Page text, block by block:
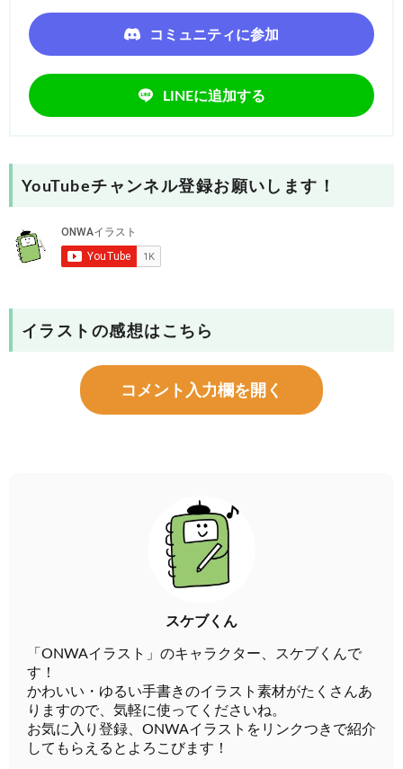
コミュニティに参加
LINEに追加する
YouTubeチャンネル登録お願いします！
イラストの感想はこちら
コメント入力欄を開く
スケブくん
「ONWAイラスト」のキャラクター、スケブくんで
す！
かわいい・ゆるい手書きのイラスト素材がたくさんあ
りますので、気軽に使ってくださいね。
お気に入り登録、ONWAイラストをリンクつきで紹介
してもらえるとよろこびます！